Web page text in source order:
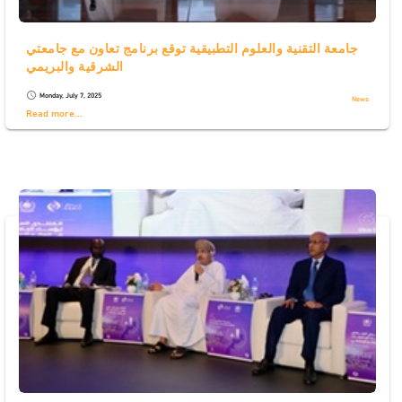
جامعة التقنية والعلوم التطبيقية توقع برنامج تعاون مع جامعتي
الشرقية والبريمي
schedule Monday, July 7, 2025 News
Read more...